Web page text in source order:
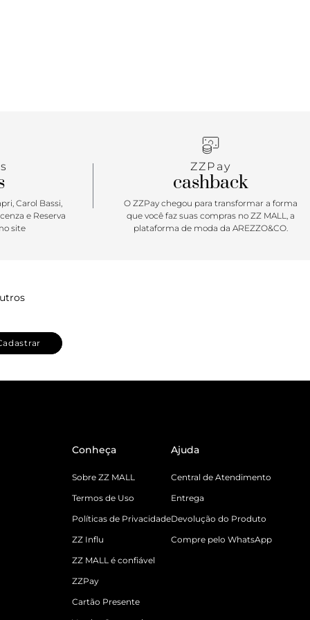
Carol Bassi,
e Reserva
site
ZZPay
cashback
O ZZPay chegou para transformar a forma
que você faz suas compras no ZZ MALL, a
plataforma de moda da AREZZO&CO.
Conheça
Sobre ZZ MALL
Termos de Uso
Políticas de Privacidade
ZZ Influ
ZZ MALL é confiável
ZZPay
Cartão Presente
Ajuda
Central de Atendimento
Entrega
Devolução do Produto
Compre pelo WhatsApp